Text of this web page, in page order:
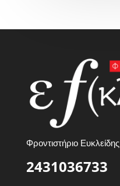
Φροντιστήριο Ευκλείδης
2431036733